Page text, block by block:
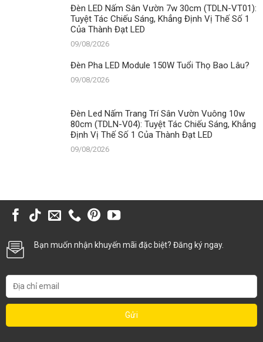
Đèn LED Nấm Sân Vườn 7w 30cm (TDLN-VT01):
Tuyệt Tác Chiếu Sáng, Khẳng Định Vị Thế Số 1
Của Thành Đạt LED
09/08/2026
Đèn Pha LED Module 150W Tuổi Thọ Bao Lâu?
09/08/2026
Đèn Led Nấm Trang Trí Sân Vườn Vuông 10w
80cm (TDLN-V04): Tuyệt Tác Chiếu Sáng, Khẳng
Định Vị Thế Số 1 Của Thành Đạt LED
09/08/2026
Bạn muốn nhận khuyến mãi đặc biệt? Đăng ký ngay.